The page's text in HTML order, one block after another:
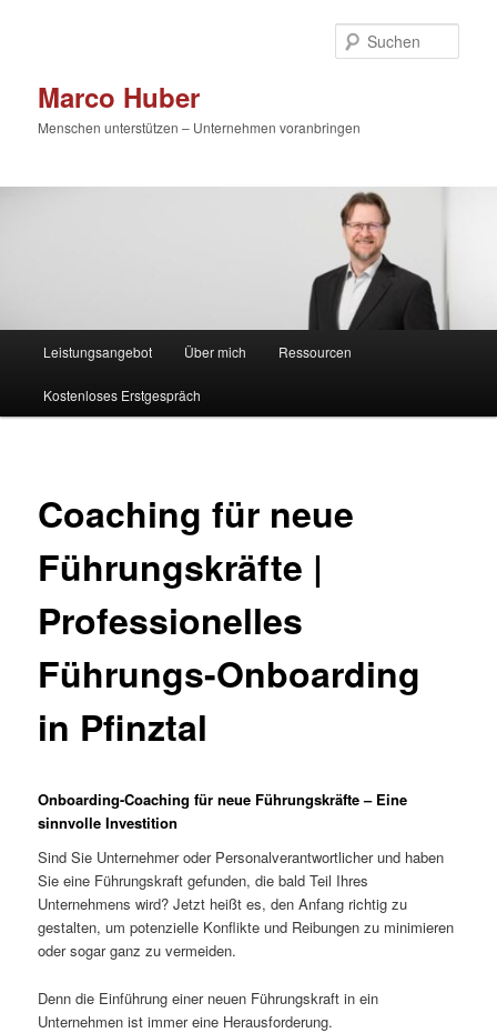
Marco Huber
Menschen unterstützen – Unternehmen voranbringen
Leistungsangebot Über mich Ressourcen
Kostenloses Erstgespräch
Coaching für neue
Führungskräfte |
Professionelles
Führungs-Onboarding
in Pfinztal
Onboarding-Coaching für neue Führungskräfte – Eine
sinnvolle Investition
Sind Sie Unternehmer oder Personalverantwortlicher und haben
Sie eine Führungskraft gefunden, die bald Teil Ihres
Unternehmens wird? Jetzt heißt es, den Anfang richtig zu
gestalten, um potenzielle Konflikte und Reibungen zu minimieren
oder sogar ganz zu vermeiden.
Denn die Einführung einer neuen Führungskraft in ein
Unternehmen ist immer eine Herausforderung.